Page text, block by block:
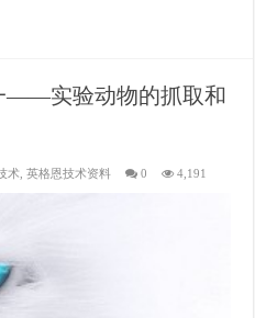
——实验动物的抓取和
术 ,英格恩技术资料 0 4,191